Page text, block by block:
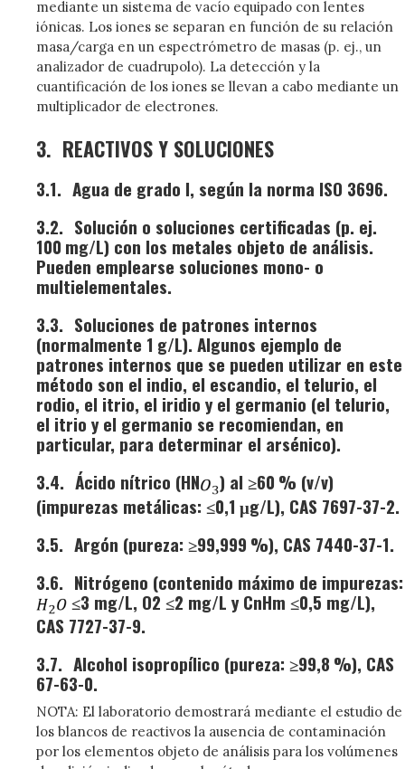
mediante un sistema de vacío equipado con lentes
iónicas. Los iones se separan en función de su relación
masa/carga en un espectrómetro de masas (p. ej., un
analizador de cuadrupolo). La detección y la
cuantificación de los iones se llevan a cabo mediante un
multiplicador de electrones.
3. REACTIVOS Y SOLUCIONES
3.1. Agua de grado I, según la norma ISO 3696.
3.2. Solución o soluciones certificadas (p. ej.
100 mg/L) con los metales objeto de análisis.
Pueden emplearse soluciones mono- o
multielementales.
3.3. Soluciones de patrones internos
(normalmente 1 g/L). Algunos ejemplo de
patrones internos que se pueden utilizar en este
método son el indio, el escandio, el telurio, el
rodio, el itrio, el iridio y el germanio (el telurio,
el itrio y el germanio se recomiendan, en
particular, para determinar el arsénico).
3.4. Ácido nítrico (HN
) al ≥60 % (v/v)
(impurezas metálicas: ≤0,1 μg/L), CAS 7697-37-2.
3.5. Argón (pureza: ≥99,999 %), CAS 7440-37-1.
3.6. Nitrógeno (contenido máximo de impurezas:
≤3 mg/L, O2 ≤2 mg/L y CnHm ≤0,5 mg/L),
CAS 7727-37-9.
3.7. Alcohol isopropílico (pureza: ≥99,8 %), CAS
67-63-0.
NOTA: El laboratorio demostrará mediante el estudio de
los blancos de reactivos la ausencia de contaminación
por los elementos objeto de análisis para los volúmenes